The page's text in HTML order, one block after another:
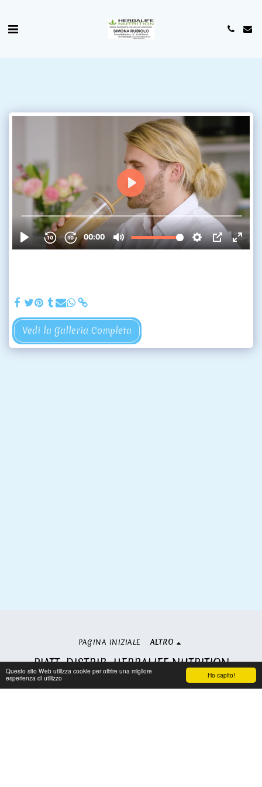
Ho capito!
Questo sito Web utilizza cookie per offrire una migliore
esperienza di utilizzo
Vedi la Galleria Completa
PIATT. DISTRIB. HERBALIFE NUTRITION
Copyright © 2026 Tutti i diritti riservati
Condizioni|Privacy
PAGINA INIZIALE ALTRO